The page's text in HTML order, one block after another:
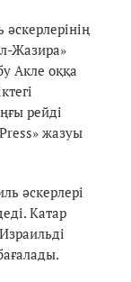
әскерлерінің
Жазира»
Акле оққа
рейді
жазуы
әскерлері
Катар